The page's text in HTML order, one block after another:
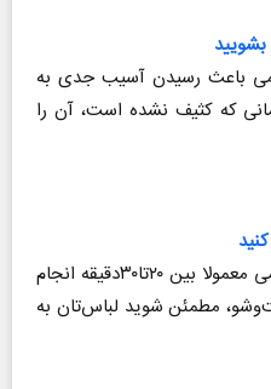
باعث رسیدن آسیب جدی به
که کثیف نشده است، آن را
خیس شدن کامل لباس‌های پشمی معمولا بین ۲۰تا۳۰دقیقه انجام
مطمئن شوید لباس‌تان به